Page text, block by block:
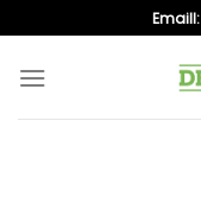
to
content
Emaill: